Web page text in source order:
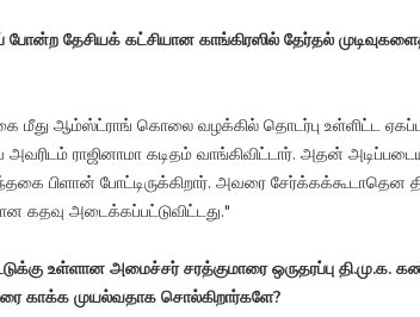
தேசியக் கட்சியான காங்கிரஸில் தேர்தல்
மீது ஆம்ஸ்ட்ராங் கொலை வழக்கில் தொடர்பு உள்ளிட்ட
ராஜினாமா கடிதம் வாங்கிவிட்டார். அதன்
பிளான் போட்டிருக்கிறார். அவரை சேர்க்கக்கூடாதென
கதவு அடைக்கப்பட்டுவிட்டது."
உள்ளான அமைச்சர் சரத்குமாரை ஒருதரப்பு தி.மு.க.
காக்க முயல்வதாக சொல்கிறார்களே?